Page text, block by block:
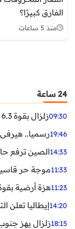
الفارق كبيرًا؟
منذ 5 ساعات
24 ساعة
09:30زلزال بقوة 6.3 درجات يضرب جنوب الفلبين.. ولا تحذير من تسونامي حتى الآن
19:46رسميا.. هيرفي
14:33الصين ترفع
11:33موجة حر
11:23هزة أرضية بقوة 5.6 درجات تضرب
14:20إيطاليا تعلن التأهب
18:15زلزال يهز